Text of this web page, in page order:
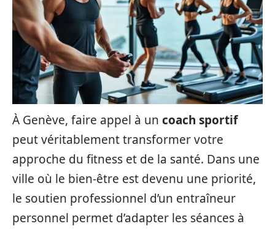
À Genève, faire appel à un coach sportif
peut véritablement transformer votre
approche du fitness et de la santé. Dans une
ville où le bien-être est devenu une priorité,
le soutien professionnel d’un entraîneur
personnel permet d’adapter les séances à